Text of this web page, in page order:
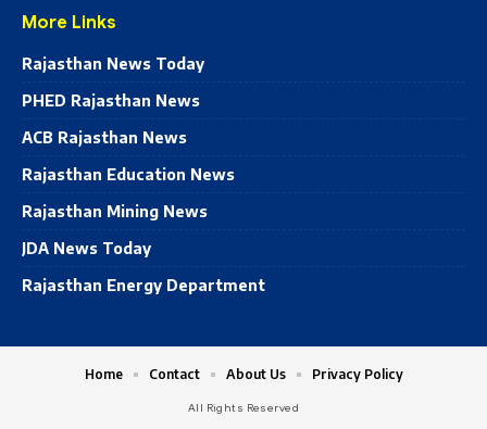
More Links
Rajasthan News Today
PHED Rajasthan News
ACB Rajasthan News
Rajasthan Education News
Rajasthan Mining News
JDA News Today
Rajasthan Energy Department
All Rights Reserved
Home Contact About Us Privacy Policy